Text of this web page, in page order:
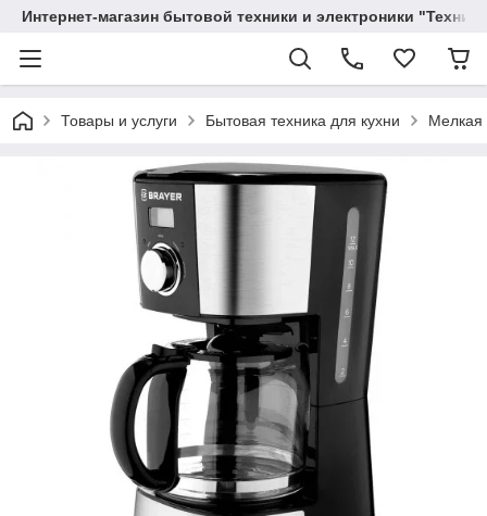
Интернет-магазин бытовой техники и электроники
Товары и услуги Бытовая техника для кухни Мелкая